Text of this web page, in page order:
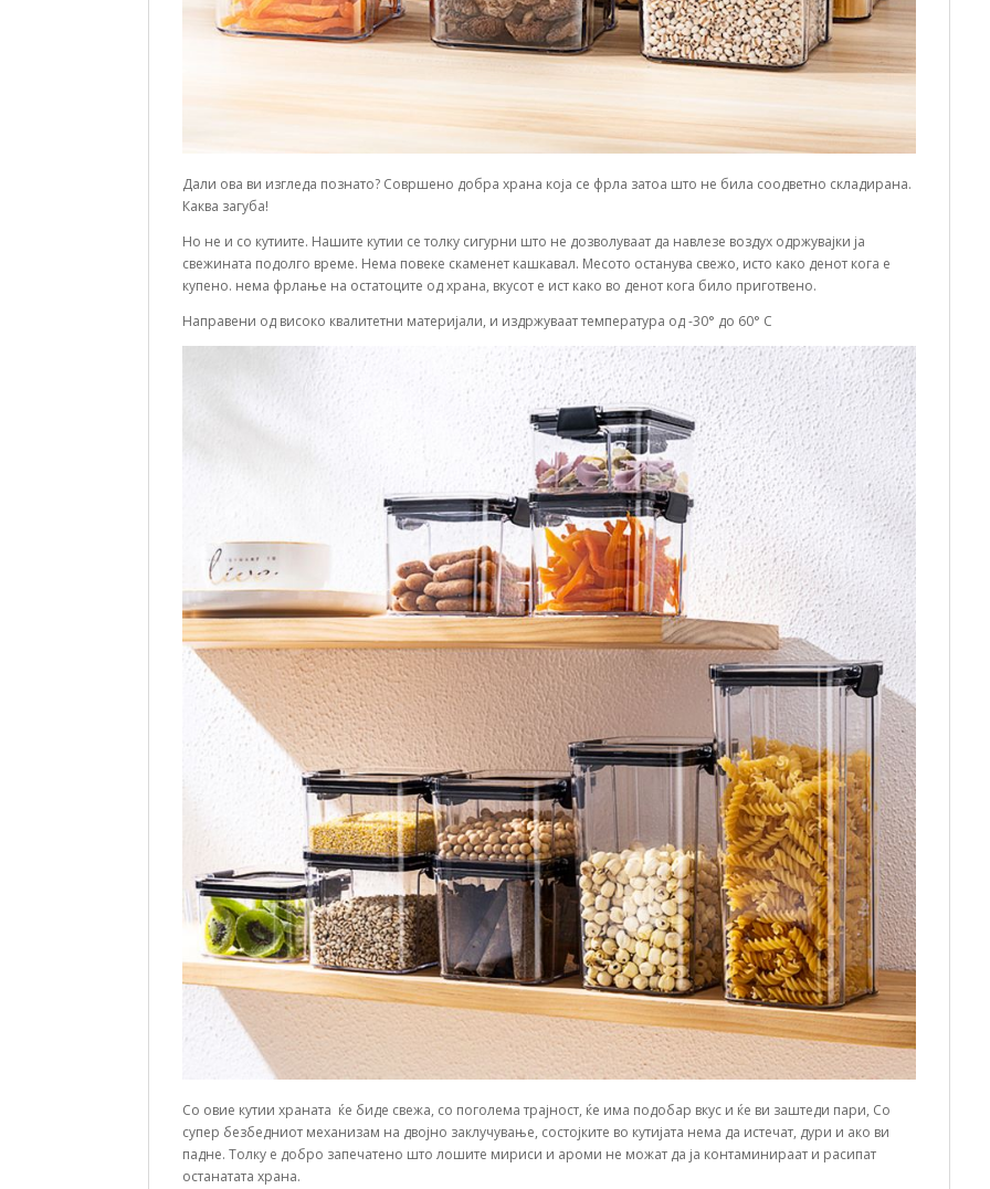
Дали ова ви изгледа познато? Совршено добра храна која се фрла затоа што не била соодветно складирана.
Каква загуба!
Но не и со кутиите. Нашите кутии се толку сигурни што не дозволуваат да навлезе воздух одржувајки ја
свежината подолго време. Нема повеке скаменет кашкавал. Месото останува свежо, исто како денот кога е
купено. нема фрлање на остатоците од храна, вкусот е ист како во денот кога било приготвено.
Направени од високо квалитетни материјали, и издржуваат температура од -30° до 60° C
Со овие кутии храната ќе биде свежа, со поголема трајност, ќе има подобар вкус и ќе ви заштеди пари, Со
супер безбедниот механизам на двојно заклучување, состојките во кутијата нема да истечат, дури и ако ви
падне. Толку е добро запечатено што лошите мириси и ароми не можат да ја контаминираат и расипат
останатата храна.